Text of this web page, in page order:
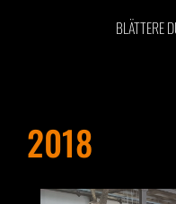
BLÄTTERE
2018